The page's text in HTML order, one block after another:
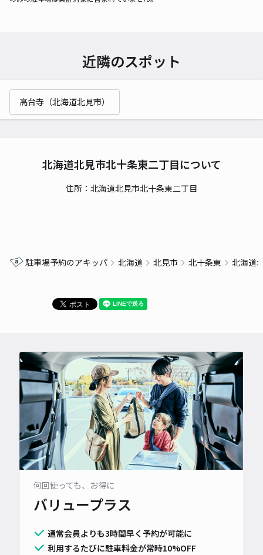
近隣のスポット
高台寺（北海道北見市）
北海道北見市北十条東二丁目について
住所：北海道北見市北十条東二丁目
駐車場予約のアキッパ 北海道 北見市 北十条東 北海道
何回使っても、お得に
バリュープラス
通常会員よりも3時間早く予約が可能に
利用するたびに駐車料金が常時10%OFF